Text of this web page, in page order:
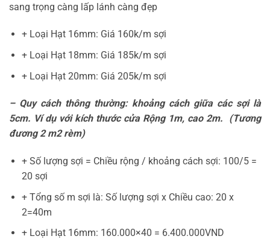
sang trọng càng lấp lánh càng đẹp
+ Loại Hạt 16mm: Giá 160k/m sợi
+ Loại Hạt 18mm: Giá 185k/m sợi
+ Loại Hạt 20mm: Giá 205k/m sợi
– Quy cách thông thường: khoảng cách giữa các sợi là
5cm. Ví dụ với kích thước cửa Rộng 1m, cao 2m. (Tương
đương 2 m2 rèm)
+ Số lượng sợi = Chiều rộng / khoảng cách sợi: 100/5 =
20 sợi
+ Tổng số m sợi là: Số lượng sợi x Chiều cao: 20 x
2=40m
+ Loại Hạt 16mm: 160.000×40 = 6.400.000VND